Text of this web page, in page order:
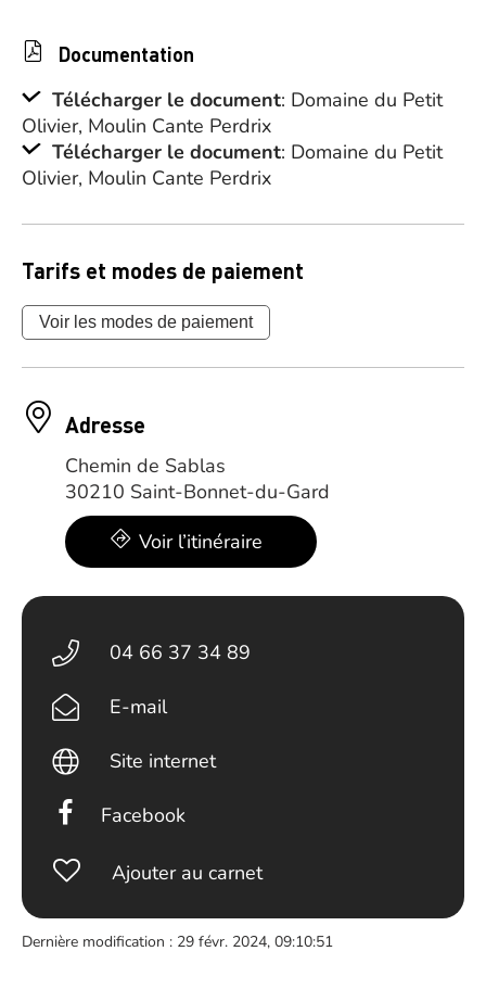
Documentation
Télécharger le document: Domaine du Petit
Olivier, Moulin Cante Perdrix
Télécharger le document: Domaine du Petit
Olivier, Moulin Cante Perdrix
Tarifs et modes de paiement
Voir les modes de paiement
Adresse
Chemin de Sablas
30210 Saint-Bonnet-du-Gard
Voir l’itinéraire
04 66 37 34 89
E-mail
Site internet
Facebook
Ajouter au carnet
Dernière modification : 29 févr. 2024, 09:10:51